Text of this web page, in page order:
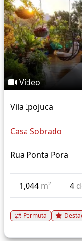
Vídeo
Vila Ipojuca
Casa Sobrado
Rua Ponta Pora
1,044 m² 4
Permuta